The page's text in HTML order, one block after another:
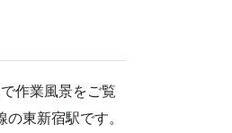
作業風景をご覧
東新宿駅です。